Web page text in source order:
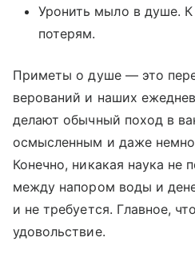
Уронить мыло в душе.
потерям.
Приметы о душе — это
верований и наших
делают обычный поход в
осмысленным и даже
Конечно, никакая наука не
между напором воды и
и не требуется. Главное,
удовольствие.